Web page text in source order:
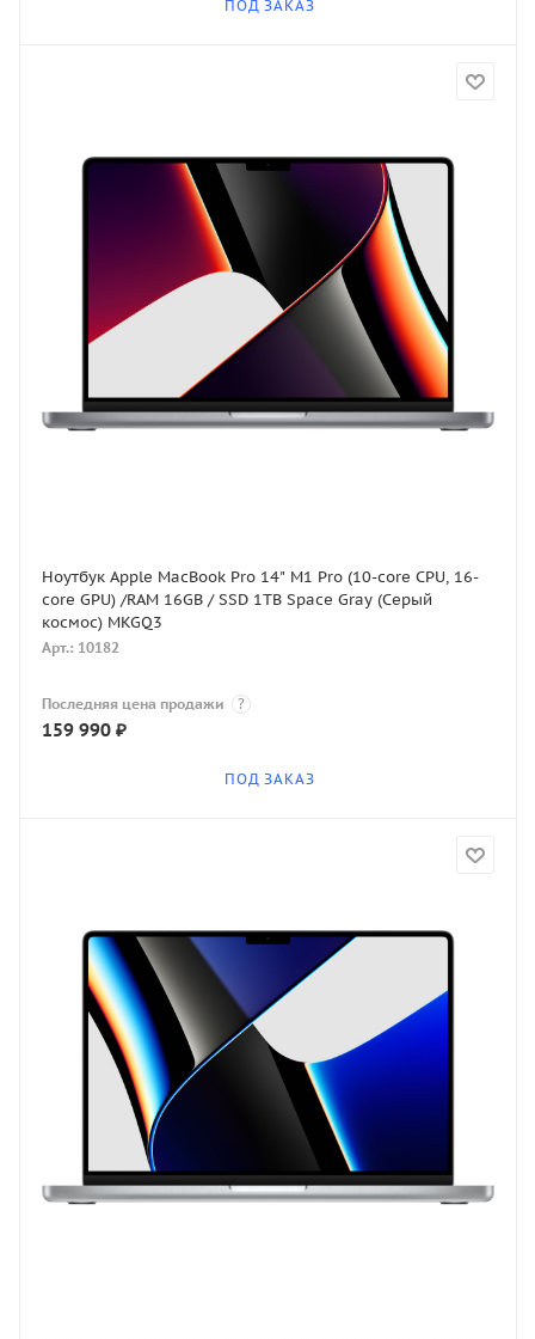
ПОД ЗАКАЗ
Ноутбук Apple MacBook Pro 14" M1 Pro (10-core CPU, 16-
core GPU) /RAM 16GB / SSD 1TB Space Gray (Серый
космос) MKGQ3
Арт.: 10182
Последняя цена продажи ?
159 990 ₽
ПОД ЗАКАЗ